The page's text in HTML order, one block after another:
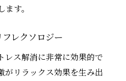
す。
レクソロジー
レス解消に非常に効果的で
がリラックス効果を生み出